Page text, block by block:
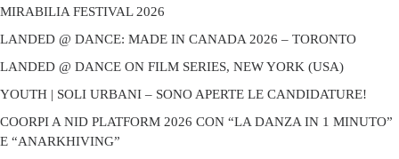
MIRABILIA FESTIVAL 2026
LANDED @ DANCE: MADE IN CANADA 2026 – TORONTO
LANDED @ DANCE ON FILM SERIES, NEW YORK (USA)
YOUTH | SOLI URBANI – SONO APERTE LE CANDIDATURE!
COORPI A NID PLATFORM 2026 CON “LA DANZA IN 1 MINUTO”
E “ANARKHIVING”